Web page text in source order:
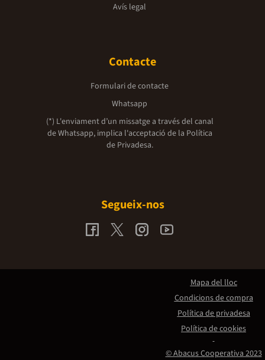
Avís legal
Contacte
Formulari de contacte
Whatsapp
(*) L'enviament d’un missatge a través del canal
de Whatsapp, implica l'acceptació de la Política
de Privadesa.
Segueix-nos
© Abacus Cooperativa 2023
Mapa del lloc
Condicions de compra
Política de privadesa
Política de cookies